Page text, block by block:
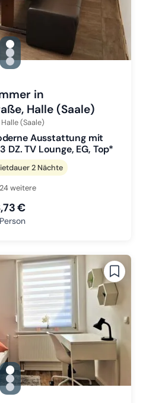
gallery.slide_selector
Zu Slide 1 wechseln
Zu Slide 2 wechseln
Zu Slide 3 wechseln
in
Halle (Saale)
Halle (Saale)
Ausstattung mit
TV Lounge, EG, Top*
2 Nächte
weitere
€
gallery.slide_selector
Zu Slide 1 wechseln
Zu Slide 2 wechseln
Zu Slide 3 wechseln